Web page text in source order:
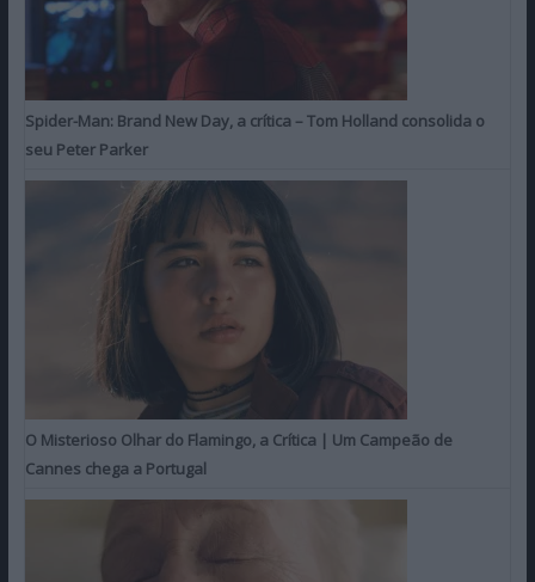
Spider-Man: Brand New Day, a crítica – Tom Holland consolida o
seu Peter Parker
O Misterioso Olhar do Flamingo, a Crítica | Um Campeão de
Cannes chega a Portugal